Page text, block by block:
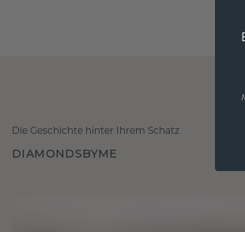
Die Geschichte hinter Ihrem Schatz
DIAMONDSBYME